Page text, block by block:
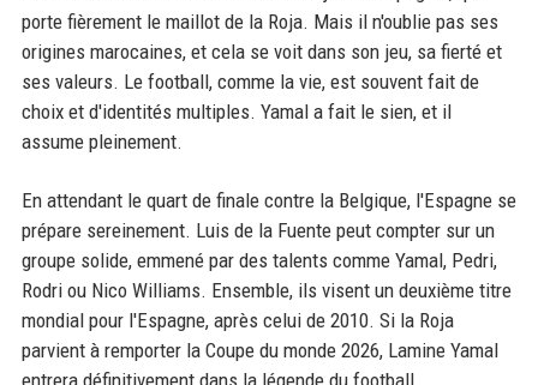
porte fièrement le maillot de la Roja. Mais il n'oublie pas ses
origines marocaines, et cela se voit dans son jeu, sa fierté et
ses valeurs. Le football, comme la vie, est souvent fait de
choix et d'identités multiples. Yamal a fait le sien, et il
assume pleinement.
En attendant le quart de finale contre la Belgique, l'Espagne se
prépare sereinement. Luis de la Fuente peut compter sur un
groupe solide, emmené par des talents comme Yamal, Pedri,
Rodri ou Nico Williams. Ensemble, ils visent un deuxième titre
mondial pour l'Espagne, après celui de 2010. Si la Roja
parvient à remporter la Coupe du monde 2026, Lamine Yamal